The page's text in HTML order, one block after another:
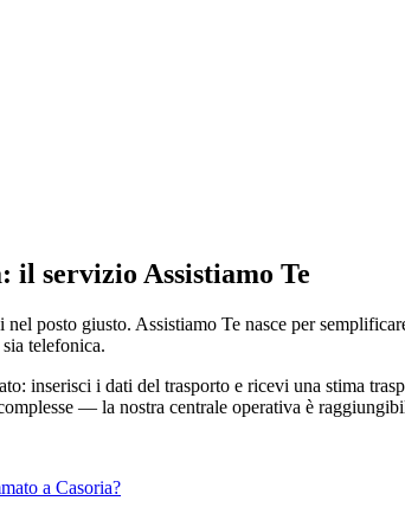
il servizio Assistiamo Te
posto giusto. Assistiamo Te nasce per
telefonica.
inserisci i dati del trasporto e ricevi una stima
— la nostra centrale operativa è
a Casoria?